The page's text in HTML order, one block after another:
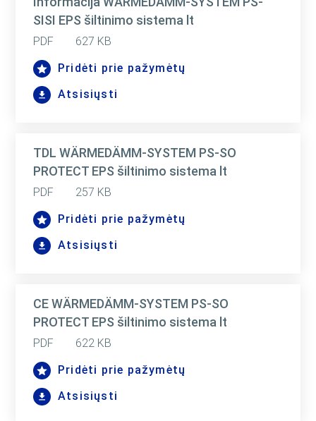
SISI EPS šiltinimo sistema lt
PDF
627 KB
Pridėti prie pažymėtų
Atsisiųsti
TDL WÄRMEDÄMM-SYSTEM PS-SO
PROTECT EPS šiltinimo sistema lt
PDF
257 KB
Pridėti prie pažymėtų
Atsisiųsti
CE WÄRMEDÄMM-SYSTEM PS-SO
PROTECT EPS šiltinimo sistema lt
PDF
622 KB
Pridėti prie pažymėtų
Atsisiųsti